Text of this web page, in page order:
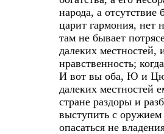
народа, а отсутствие
царит гармония, нет
там не бывает
далеких местностей,
нравственность;
И вот вы оба, Ю и Цю,
далеких местностей
стране раздоры и
выступить с
опасаться не